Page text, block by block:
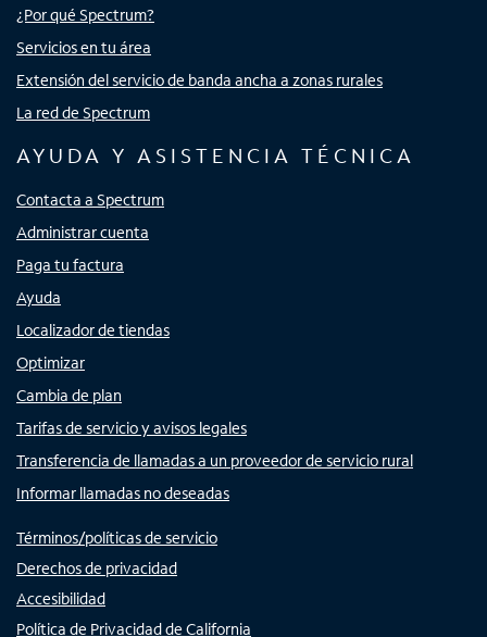
¿Por qué Spectrum?
Servicios en tu área
Extensión del servicio de banda ancha a zonas rurales
La red de Spectrum
AYUDA Y ASISTENCIA TÉCNICA
Contacta a Spectrum
Administrar cuenta
Paga tu factura
Ayuda
Localizador de tiendas
Optimizar
Cambia de plan
Tarifas de servicio y avisos legales
Transferencia de llamadas a un proveedor de servicio rural
Informar llamadas no deseadas
Términos/políticas de servicio
Derechos de privacidad
Accesibilidad
Política de Privacidad de California